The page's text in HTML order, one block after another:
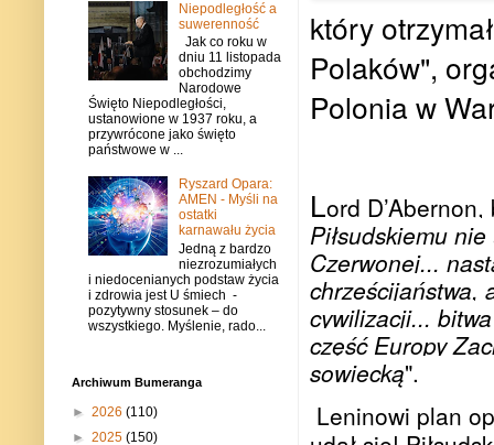
który
Polaków",
Polonia w
Lord
Piłsudskiemu
Czerwonej...
chrześcijaństwa,
cywilizacji...
część Europy
sowiecką".
Leninowi plan
Niepodległość a
suwerenność
Jak co roku w
dniu 11 listopada
obchodzimy
Narodowe
Święto Niepodległości,
ustanowione w 1937 roku, a
przywrócone jako święto
państwowe w ...
Ryszard Opara:
AMEN - Myśli na
ostatki
karnawału życia
Jedną z bardzo
niezrozumiałych
i niedocenianych podstaw życia
i zdrowia jest U śmiech -
pozytywny stosunek – do
wszystkiego. Myślenie, rado...
Archiwum Bumeranga
► 2026 (110)
► 2025 (150)